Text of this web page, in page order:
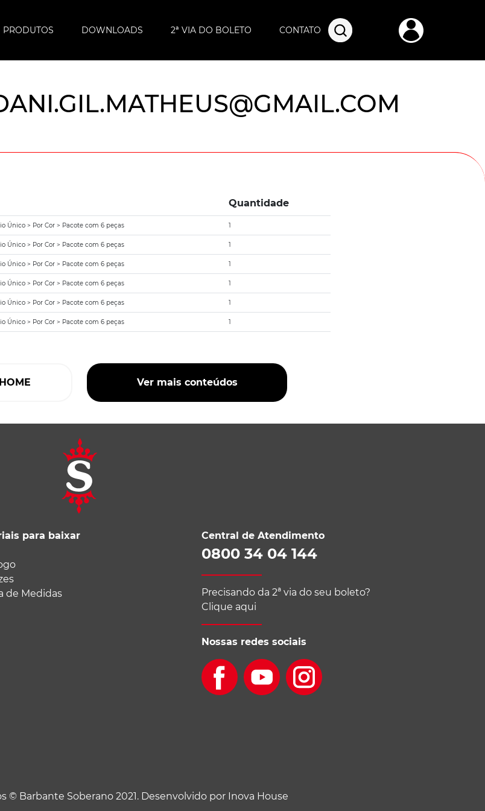
PRODUTOS DOWNLOADS 2ª VIA DO BOLETO CONTATO
Quantidade
Único > Por Cor > Pacote com 6 peças 1
Único > Por Cor > Pacote com 6 peças 1
Único > Por Cor > Pacote com 6 peças 1
Único > Por Cor > Pacote com 6 peças 1
Único > Por Cor > Pacote com 6 peças 1
Único > Por Cor > Pacote com 6 peças 1
Ver mais conteúdos
para baixar
de Medidas
Central de Atendimento
0800 34 04 144
Precisando da 2ª via do seu boleto?
Clique aqui
Nossas redes sociais
© Barbante Soberano 2021. Desenvolvido por Inova House